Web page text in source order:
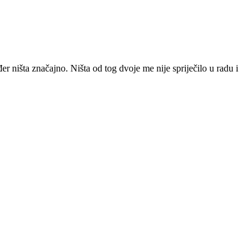
ništa značajno. Ništa od tog dvoje me nije spriječilo u radu i